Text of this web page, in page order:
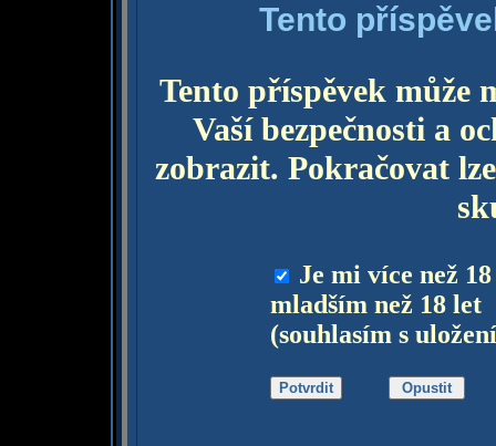
Tento
Tento příspěvek může
Vaší bezpečnosti a
zobrazit. Pokračovat
Je mi více než
mladším než 18 let
(souhlasím s